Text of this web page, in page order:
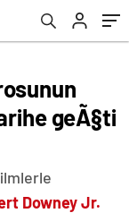
geÃ§ti
Downey Jr.